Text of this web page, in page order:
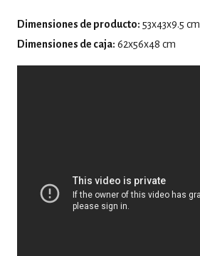
Dimensiones de producto: 53x43x9.5 cm
Dimensiones de caja: 62x56x48 cm